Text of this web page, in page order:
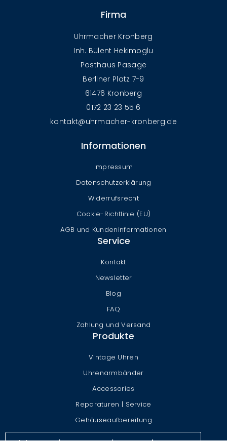
Produkte
Vintage Uhren
Uhrenarmbänder
Accessories
Reparaturen | Service
Gehäuseaufbereitung
Service
Kontakt
Newsletter
Blog
FAQ
Zahlung und Versand
Informationen
Impressum
Datenschutzerklärung
Widerrufsrecht
Cookie-Richtlinie (EU)
AGB und Kundeninformationen
Firma
Uhrmacher Kronberg
Inh. Bülent Hekimoglu
Posthaus Pasage
Berliner Platz 7-9
61476 Kronberg
0172 23 23 55 6
kontakt@uhrmacher-kronberg.de